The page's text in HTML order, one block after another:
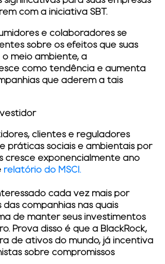
com a iniciativa SBT.
e colaboradores se
sobre os efeitos que suas
meio ambiente, a
como tendência e aumenta
que aderem a tais
clientes e reguladores
práticas sociais e ambientais por
cresce exponencialmente ano
relatório do MSCI.
cada vez mais por
companhias nas quais
de manter seus investimentos
Prova disso é que a BlackRock,
de ativos do mundo, já incentiva
sobre compromissos